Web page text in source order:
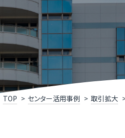
無料IT相談
企業診断・
PR TIMES
過去の採択
ふくい創業
［福井県］
ものづくり
オンデマン
Business）
デザイン情報
技術情報誌「
成長産業分
DX専門家派
伴走型ＤＸ
ふくいソフト
TOP センター活用事例 取引拡大